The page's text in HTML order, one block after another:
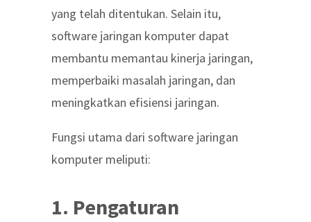
yang telah ditentukan. Selain itu,
software jaringan komputer dapat
membantu memantau kinerja jaringan,
memperbaiki masalah jaringan, dan
meningkatkan efisiensi jaringan.
Fungsi utama dari software jaringan
komputer meliputi:
1. Pengaturan